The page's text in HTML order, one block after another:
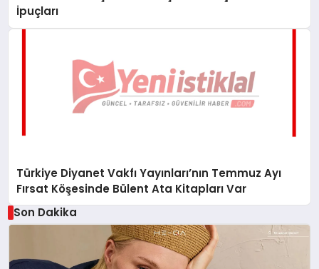
İpuçları
Türkiye Diyanet Vakfı Yayınları’nın Temmuz Ayı
Fırsat Köşesinde Bülent Ata Kitapları Var
Son Dakika